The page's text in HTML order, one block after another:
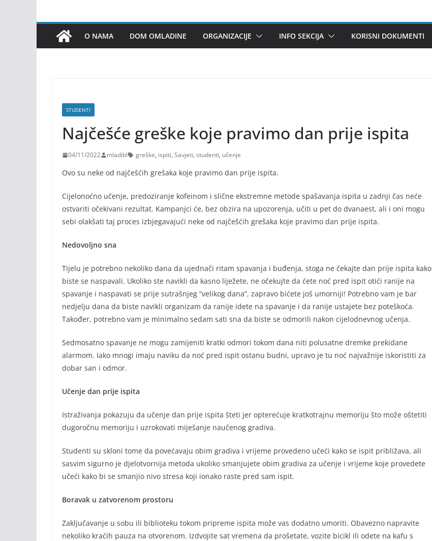
O NAMA DOM OMLADINE ORGANIZACIJE INFO SEKCIJA KORISNI DOKUMENTI
STUDENTI
Najčešće greške koje pravimo dan prije ispita
04/11/2022 mladibl greške, ispiti, Savjeti, studenti, učenje
Ovo su neke od najčešćih grešaka koje pravimo dan prije ispita.
Cijelonoćno učenje, predoziranje kofeinom i slične ekstremne metode spašavanja ispita u zadnji čas neće
ostvariti očekivani rezultat. Kampanjci će, bez obzira na upozorenja, učiti u pet do dvanaest, ali i oni mogu
sebi olakšati taj proces izbjegavajući neke od najčešćih grešaka koje pravimo dan prije ispita.
Nedovoljno sna
Tijelu je potrebno nekoliko dana da ujednači ritam spavanja i buđenja, stoga ne čekajte dan prije ispita kako
biste se naspavali. Ukoliko ste navikli da kasno liježete, ne očekujte da ćete noć pred ispit otići ranije na
spavanje i naspavati se prije sutrašnjeg “velikog dana”, zapravo bićete još umorniji! Potrebno vam je bar
nedjelju dana da biste navikli organizam da ranije idete na spavanje i da ranije ustajete bez poteškoća.
Također, potrebno vam je minimalno sedam sati sna da biste se odmorili nakon cijelodnevnog učenja.
Sedmosatno spavanje ne mogu zamijeniti kratki odmori tokom dana niti polusatne dremke prekidane
alarmom. Iako mnogi imaju naviku da noć pred ispit ostanu budni, upravo je tu noć najvažnije iskoristiti za
dobar san i odmor.
Učenje dan prije ispita
Istraživanja pokazuju da učenje dan prije ispita šteti jer opterećuje kratkotrajnu memoriju što može oštetiti
dugoročnu memoriju i uzrokovati miješanje naučenog gradiva.
Studenti su skloni tome da povećavaju obim gradiva i vrijeme provedeno učeći kako se ispit približava, ali
sasvim sigurno je djelotvornija metoda ukoliko smanjujete obim gradiva za učenje i vrijeme koje provedete
učeći kako bi se smanjio nivo stresa koji ionako raste pred sam ispit.
Boravak u zatvorenom prostoru
Zaključavanje u sobu ili biblioteku tokom pripreme ispita može vas dodatno umoriti. Obavezno napravite
nekoliko kraćih pauza na otvorenom. Izdvojite sat vremena da prošetate, vozite bicikl ili odete na kafu s